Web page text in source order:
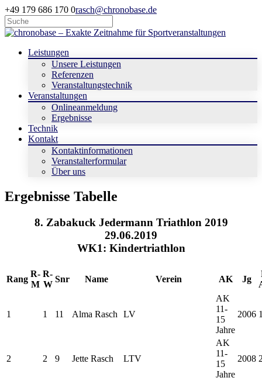
+49 179 686 170 0rasch@chronobase.de
Leistungen
Unsere Leistungen
Referenzen
Veranstaltungstechnik
Veranstaltungen
Onlineanmeldung
Ergebnisse
Technik
Kontakt
Kontaktinformationen
Veranstalterformular
Über uns
Ergebnisse Tabelle
8. Zabakuck Jedermann Triathlon 2019
29.06.2019
WK1: Kindertriathlon
Rang
R-
M
R-
W
Snr Name Verein AK Jg
1 1 11 Alma Rasch LV
AK
11-
15
Jahre
2006
2 2 9 Jette Rasch LTV
AK
11-
15
Jahre
2008